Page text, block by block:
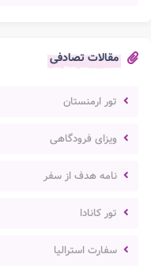
مقالات تصادفی
تور ارمنستان
ویزای فرودگاهی
نامه هدف از سفر
تور کانادا
سفارت استرالیا